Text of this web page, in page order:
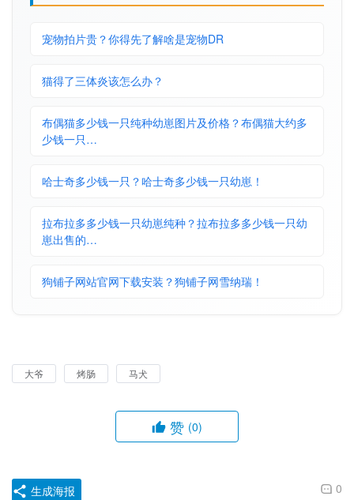
宠物拍片贵？你得先了解啥是宠物DR
猫得了三体炎该怎么办？
布偶猫多少钱一只纯种幼崽图片及价格？布偶猫大约多
少钱一只…
哈士奇多少钱一只？哈士奇多少钱一只幼崽！
拉布拉多多少钱一只幼崽纯种？拉布拉多多少钱一只幼
崽出售的…
狗铺子网站官网下载安装？狗铺子网雪纳瑞！
大爷 烤肠 马犬
赞 (0)
0
生成海报